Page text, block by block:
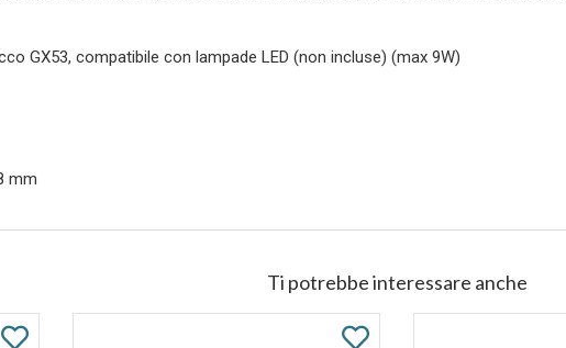
GX53, compatibile con lampade LED (non incluse) (max 9W)
mm
Ti potrebbe interessare anche